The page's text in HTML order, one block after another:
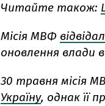
Читайте також:
Місія МВФ
оновлення влади в
30 травня місія
Україну, однак її